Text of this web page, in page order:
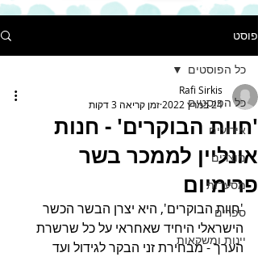
פוסט
כל הפוסטים
אירועים
מוצרים
מסעדות
ספרים
יינות ומשקאות
כל הפוסטים
'חוות הבוקרים' - חנות
אונליין לממכר בשר
פרימיום
Rafi Sirkis
24 במרץ 2022
זמן קריאה 3 דקות
'חוות הבוקרים', היא יצרן הבשר הכשר
הישראלי היחיד שאחראי על כל שרשרת
הערך - מבחירת זני הבקר לגידול ועד